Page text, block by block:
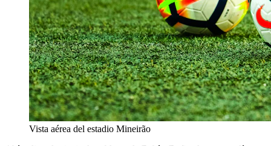
Vista aérea del estadio Mineirão